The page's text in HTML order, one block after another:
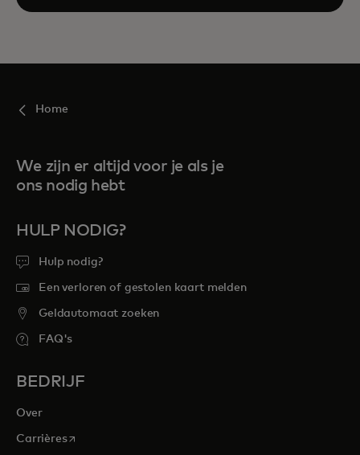
Home
We zijn er altijd voor je als je
ons nodig hebt
HULP NODIG?
Hulp nodig?
Een verloren of gestolen kaart melden
Geldautomaat zoeken
FAQ's
BEDRIJF
Over
Carrièresopens in a new tab